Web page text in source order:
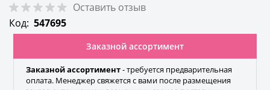
Оставить отзыв
Код: 547695
Заказной ассортимент
Заказной ассортимент- требуется предварительная
оплата. Менеджер свяжется с вами после размещения